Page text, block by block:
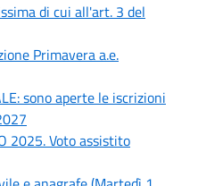
di cui all'art. 3 del
Primavera a.e.
sono aperte le iscrizioni
2025. Voto assistito